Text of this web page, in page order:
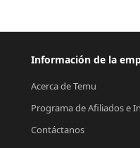
Información de la
Acerca de Temu
Programa de Afiliados e
Contáctanos